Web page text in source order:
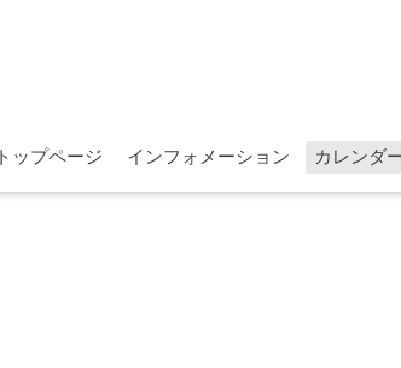
トップページ インフォメーション カレンダ